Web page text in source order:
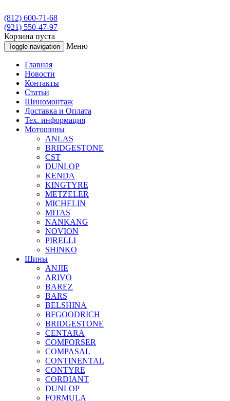
(812) 600-71-68
(921) 550-47-97
Корзина пуста
Toggle navigation Меню
Главная
Новости
Контакты
Статьи
Шиномонтаж
Доставка и Оплата
Тех. информация
Мотошины
ANLAS
BRIDGESTONE
CST
DUNLOP
KENDA
KINGTYRE
METZELER
MICHELIN
MITAS
NANKANG
NOVION
PIRELLI
SHINKO
Шины
ANJIE
ARIVO
BAREZ
BARS
BELSHINA
BFGOODRICH
BRIDGESTONE
CENTARA
COMFORSER
COMPASAL
CONTINENTAL
CONTYRE
CORDIANT
DUNLOP
FORMULA